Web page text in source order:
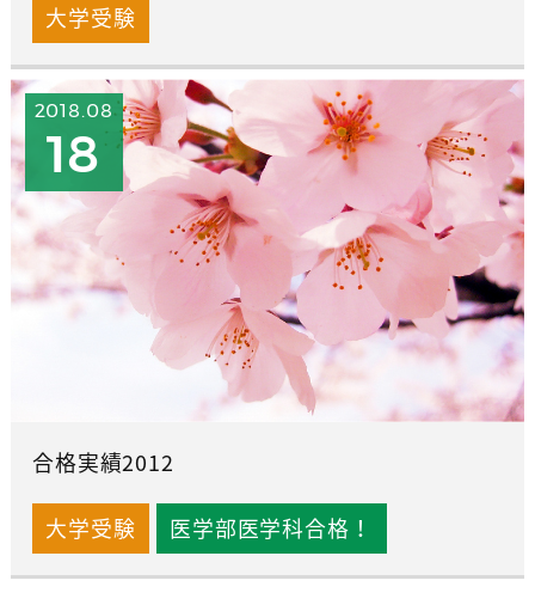
大学受験
2018.08
18
合格実績2012
大学受験 医学部医学科合格！